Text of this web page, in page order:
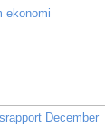
ekonomi
December